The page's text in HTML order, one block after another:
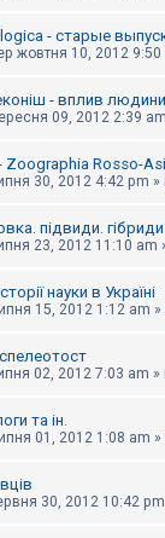
- старые
жовтня 10, 2012 9:50
- вплив людини
09, 2012 2:39 am
Zoographia Rosso-
30, 2012 4:42 pm »
підвиди. гібриди
23, 2012 11:10 am
науки в Україні
15, 2012 1:12 am »
02, 2012 7:03 am »
та ін.
01, 2012 1:08 am »
30, 2012 10:42 pm